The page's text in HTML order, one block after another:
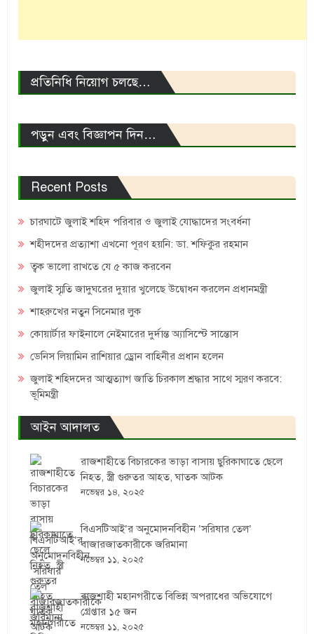
প্রতিনিধি নিয়োগ চলছে…
পড়ুন এবং বিজ্ঞাপন দিন…
Recent Posts
চারঘাটে জুলাই শহিদ পরিবার ও জুলাই যোদ্ধাদের সংবর্ধনা
শহীদদের প্রত্যাশা এখনো পূরণ হয়নি: ডা. শফিকুর রহমান
ত্বক ভালো রাখতে যে ৫ কাজ করবেন
জুলাই স্মৃতি জাদুঘরের দুয়ার খুলেছে উদ্বোধন করলেন প্রধানমন্ত্রী
শাহরুখের নতুন সিনেমার লুক
কোয়ার্টার ফাইনালে নেইমারের দুর্দান্ত অ্যাসিস্টে সান্তোস
ডেনিস লিয়ামিন রাশিয়ার ড্রোন বাহিনীর প্রধান হলেন
জুলাই শহিদদের আত্মত্যাগ জাতি চিরকাল শ্রদ্ধার সাথে স্মরণ করবে:
ভূমিমন্ত্রী
আইন আদালত
রাজশাহীতে বিচারকের ভাড়া বাসায় ছুরিকাঘাতে ছেলে
নিহত, স্ত্রী গুরুতর আহত, ঘাতক আটক
নভেম্বর ১৪, ২০২৫
বিএসটিআই’র অনুমোদনবিহীন ‘সরিষার তেল’
বাজারজাতকারীকে জরিমানা
নভেম্বর ১১, ২০২৫
রাজশাহী মহানগরীতে বিভিন্ন অপরাধের অভিযোগে
গ্রেপ্তার ১৫ জন
নভেম্বর ১১, ২০২৫